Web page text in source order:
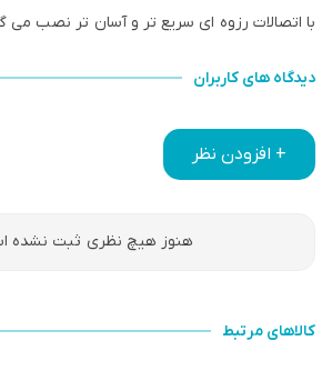
با اتصالات رزوه ای سریع تر و آسان تر نصب می
دیدگاه های کاربران
+ افزودن نظر
هنوز هیچ نظری ثبت نشده
کالاهای مرتبط